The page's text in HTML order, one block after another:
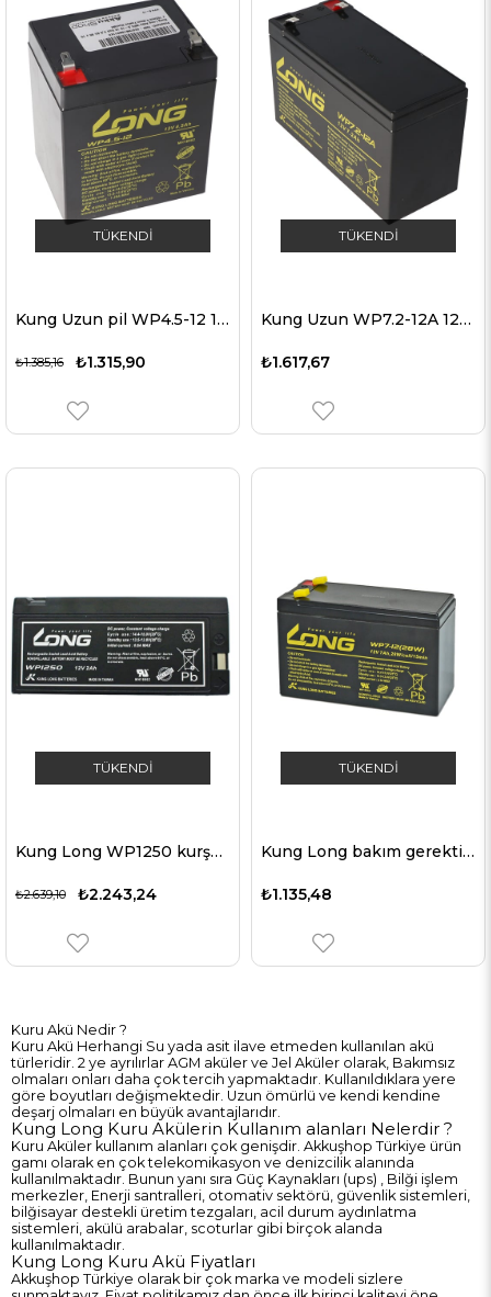
TÜKENDI
Kung Uzun pil WP4.5-12 12 volt 4.5 Ah 90 x 70 x 102mm 4.8mm Faston kontağı
₺1.315,90
₺1.385,16
TÜKENDI
Kung Uzun WP7.2-12A 12Volt 7.2Ah Faston 6.3mm fiş kontakları
₺1.617,67
TÜKENDI
Kung Long WP1250 kurşun pil 12 volt 2.0Ah geçmeli kontaklı
₺2.243,24
₺2.639,10
TÜKENDI
Kung Long bakım gerektirmeyen kurşun-asit akü WP7-12(28W), 6,3 mm Faston bağlantılı 12V/7Ah
₺1.135,48
Kuru Akü Nedir ?
Kuru Akü Herhangi Su yada asit ilave etmeden kullanılan akü
türleridir. 2 ye ayrılırlar AGM aküler ve Jel Aküler olarak, Bakımsız
olmaları onları daha çok tercih yapmaktadır. Kullanıldıklara yere
göre boyutları değişmektedir. Uzun ömürlü ve kendi kendine
deşarj olmaları en büyük avantajlarıdır.
Kung Long Kuru Akülerin Kullanım alanları Nelerdir ?
Kuru Aküler kullanım alanları çok genişdir. Akkuşhop Türkiye ürün
gamı olarak en çok telekomikasyon ve denizcilik alanında
kullanılmaktadır. Bunun yanı sıra Güç Kaynakları (ups) , Bilği işlem
merkezler, Enerji santralleri, otomativ sektörü, güvenlik sistemleri,
bilğisayar destekli üretim tezgaları, acil durum aydınlatma
sistemleri, akülü arabalar, scoturlar gibi birçok alanda
kullanılmaktadır.
Kung Long Kuru Akü Fiyatları
Akkuşhop Türkiye olarak bir çok marka ve modeli sizlere